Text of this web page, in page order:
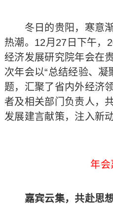
冬日的贵阳，寒意渐
热潮。12月27日下午，
经济发展研究院年会在
次年会以“总结经验、凝
题，汇聚了省内外经济
者及相关部门负责人，
发展建言献策，注入新动
年会
嘉宾云集，共赴思